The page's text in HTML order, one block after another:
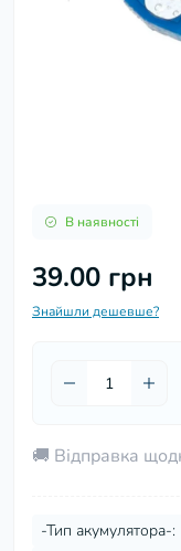
В наявності
39.00 грн
Знайшли дешевше?
🚚 Відправка
-Тип акумулятора-: